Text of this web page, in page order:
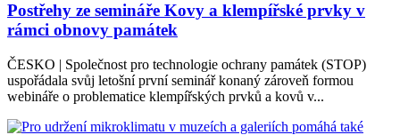
Postřehy ze semináře Kovy a klempířské prvky v
rámci obnovy památek
ČESKO | Společnost pro technologie ochrany památek (STOP)
uspořádala svůj letošní první seminář konaný zároveň formou
webináře o problematice klempířských prvků a kovů v...